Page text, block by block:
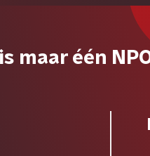
maar één